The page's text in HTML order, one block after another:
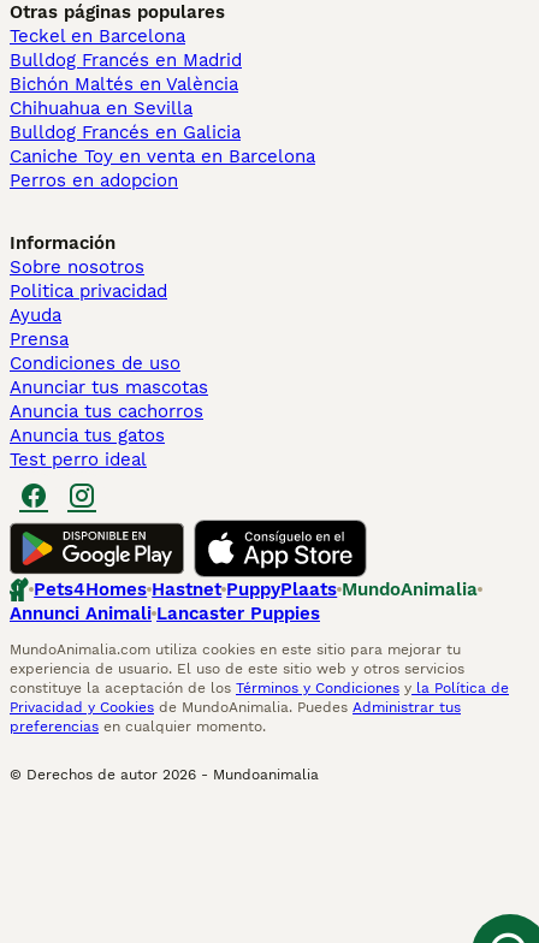
Otras páginas populares
Teckel en Barcelona
Bulldog Francés en Madrid
Bichón Maltés en València
Chihuahua en Sevilla
Bulldog Francés en Galicia
Caniche Toy en venta en Barcelona
Perros en adopcion
Información
Sobre nosotros
Politica privacidad
Ayuda
Prensa
Condiciones de uso
Anunciar tus mascotas
Anuncia tus cachorros
Anuncia tus gatos
Test perro ideal
Pets4Homes Hastnet PuppyPlaats MundoAnimalia
Annunci Animali Lancaster Puppies
MundoAnimalia.com utiliza cookies en este sitio para mejorar tu
experiencia de usuario. El uso de este sitio web y otros servicios
constituye la aceptación de los Términos y Condiciones y la Política de
Privacidad y Cookies de MundoAnimalia. Puedes Administrar tus
preferencias en cualquier momento.
© Derechos de autor 2026 - Mundoanimalia